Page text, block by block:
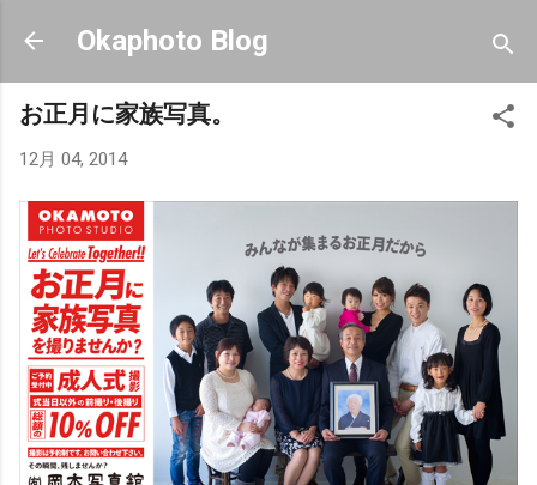
スキップしてメイン コンテンツに移動
Okaphoto Blog
お正月に家族写真。
12月 04, 2014